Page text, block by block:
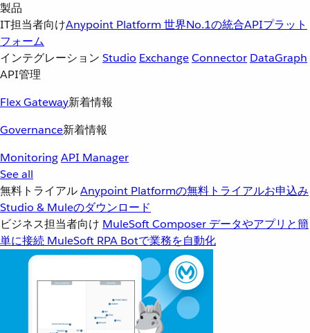
製品
IT担当者向けAnypoint Platform 世界No.1の統合APIプラット
フォーム
インテグレーション Studio ExchangeConnector DataGraph
API管理
Flex Gateway新着情報
Governance新着情報
MonitoringAPI Manager
See all
無料トライアルAnypoint Platformの無料トライアルお申込み
Studio & Muleのダウンロード
ビジネス担当者向け MuleSoft Composer データやアプリと簡
単に接続 MuleSoft RPA Botで業務を自動化